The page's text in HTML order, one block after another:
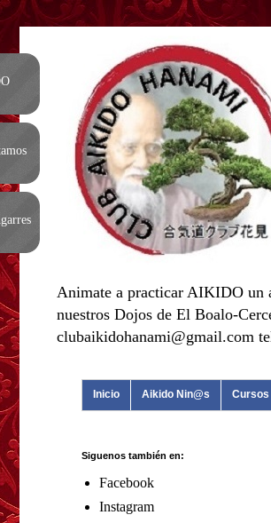
Animate a practicar AIKIDO un
nuestros Dojos de El Boalo-
clubaikidohanami@gmail.com
Inicio Aikido Nin@s
Siguenos también en:
Facebook
Instagram